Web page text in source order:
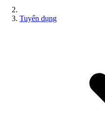
Tuyển dụng